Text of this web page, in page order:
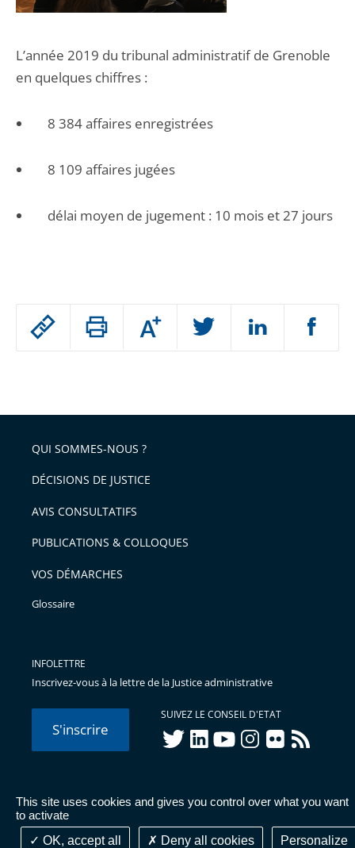
This site uses cookies and gives you control over what you want
to activate
OK, accept all
Deny all cookies Personalize
Passer
arriver
après
Augmenter
ou
l'article
pour
avant
L’année 2019 du tribunal administratif de Grenoble
en quelques chiffres :
8 384 affaires enregistrées
8 109 affaires jugées
délai moyen de jugement : 10 mois et 27 jours
QUI SOMMES-NOUS ?
DÉCISIONS DE JUSTICE
AVIS CONSULTATIFS
PUBLICATIONS & COLLOQUES
VOS DÉMARCHES
Glossaire
INFOLETTRE
Inscrivez-vous à la lettre de la Justice administrative
S'inscrire
SUIVEZ LE CONSEIL D'ETAT
twitterlinkedInyoutubeinstagram
flickr rss
© Conseil d'État 2026 - Mentions légales
Données
personnelles-Publications administratives-Accessibilité :
partiellement conforme